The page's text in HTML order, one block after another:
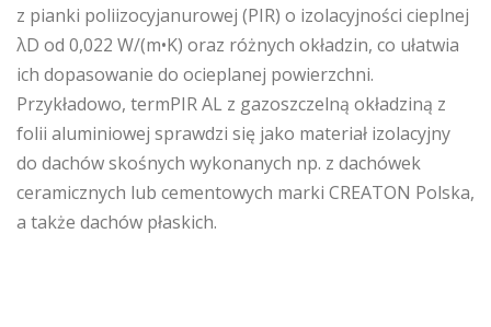
z pianki poliizocyjanurowej (PIR) o izolacyjności cieplnej
λD od 0,022 W/(m•K) oraz różnych okładzin, co ułatwia
ich dopasowanie do ocieplanej powierzchni.
Przykładowo, termPIR AL z gazoszczelną okładziną z
folii aluminiowej sprawdzi się jako materiał izolacyjny
do dachów skośnych wykonanych np. z dachówek
ceramicznych lub cementowych marki CREATON Polska,
a także dachów płaskich.